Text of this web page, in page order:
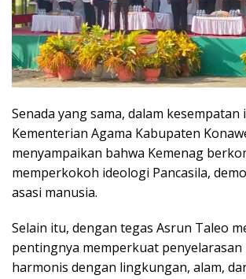
Senada yang sama, dalam kesempatan
Kementerian Agama Kabupaten
menyampaikan bahwa Kemenag
memperkokoh ideologi Pancasila,
asasi manusia.
Selain itu, dengan tegas Asrun Taleo
pentingnya memperkuat
harmonis dengan lingkungan, alam,